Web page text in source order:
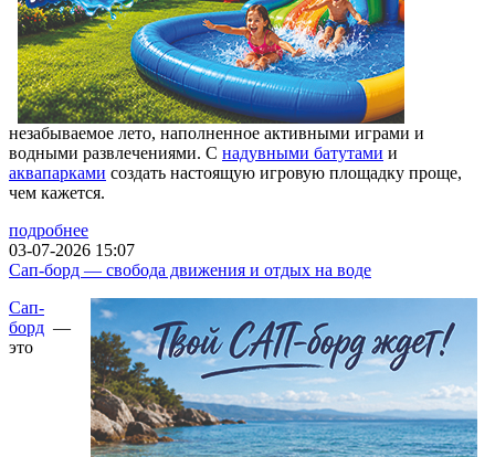
незабываемое лето, наполненное активными играми и
водными развлечениями. С надувными батутами и
аквапарками создать настоящую игровую площадку проще,
чем кажется.
подробнее
03-07-2026 15:07
Сап-борд — свобода движения и отдых на воде
Сап-
борд —
это